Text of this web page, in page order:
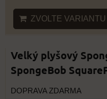
ZVOLTE VARIANTU
Velký plyšový
SpongeBob
DOPRAVA ZDARMA